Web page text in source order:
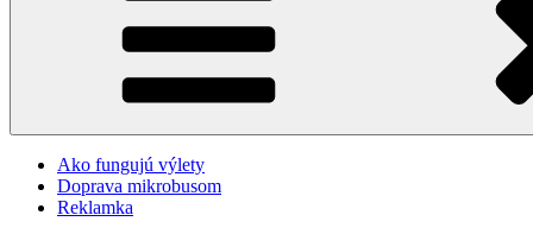
Ako fungujú výlety
Doprava mikrobusom
Reklamka